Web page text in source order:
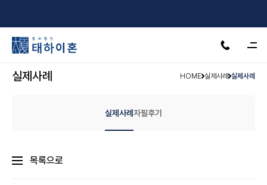
실제사례 HOME 실제사례 실제사례
실제사례 자필후기
목록으로